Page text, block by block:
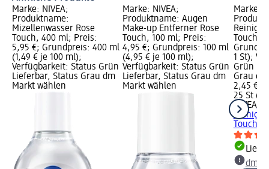
Marke: NIVEA;
Produktname:
Mizellenwasser Rose
Touch, 400 ml; Preis:
5,95 €; Grundpreis: 400 ml
(1,49 € je 100 ml);
Verfügbarkeit: Status Grün
Lieferbar, Status Grau dm
Markt wählen
Marke: NIVEA;
Produktname: Augen
Make-up Entferner Rose
Touch, 100 ml; Preis:
4,95 €; Grundpreis: 100 ml
(4,95 € je 100 ml);
Verfügbarkeit: Status Grün
Lieferbar, Status Grau dm
Markt wählen
Marke:
Touch,
1 St);
Grün
Grau
2,45 €
25 St
NIVEA
Touch,
dm